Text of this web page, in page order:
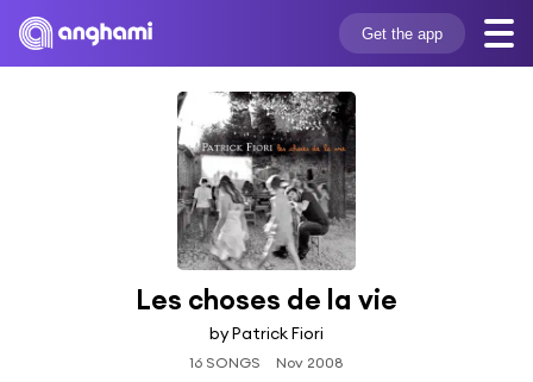
Get the app
Les choses de la vie
by Patrick Fiori
16 SONGS Nov 2008